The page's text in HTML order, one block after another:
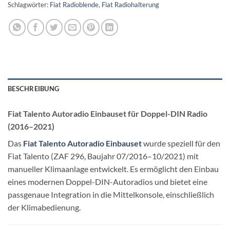
Schlagwörter: Fiat Radioblende, Fiat Radiohalterung
BESCHREIBUNG
Fiat Talento Autoradio Einbauset für Doppel-DIN Radio
(2016–2021)
Das Fiat Talento Autoradio Einbausetwurde speziell für den
Fiat Talento (ZAF 296, Baujahr 07/2016–10/2021) mit
manueller Klimaanlage entwickelt. Es ermöglicht den Einbau
eines modernen Doppel-DIN-Autoradios und bietet eine
passgenaue Integration in die Mittelkonsole, einschließlich
der Klimabedienung.